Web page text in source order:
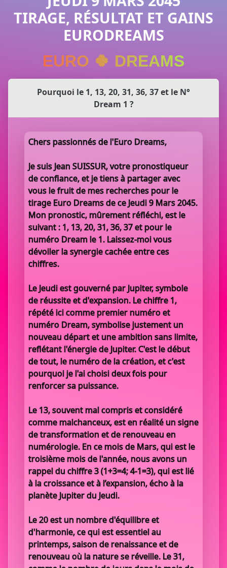
TIRAGE, RÉSULTAT ET GAINS
EURODREAMS
EURO 🍀 DREAMS
Pourquoi le 1, 13, 20, 31, 36, 37 et le N°
Dream 1 ?
Chers passionnés de l'Euro Dreams,
Je suis Jean SUISSUR, votre pronostiqueur
de confiance, et je tiens à partager avec
vous le fruit de mes recherches pour le
tirage Euro Dreams de ce Jeudi 9 Mars 2045.
Mon pronostic, mûrement réfléchi, est le
suivant : 1, 13, 20, 31, 36, 37 et pour le
numéro Dream le 1. Laissez-moi vous
dévoiler la synergie cachée entre ces
chiffres.
Le Jeudi est gouverné par Jupiter, symbole
de réussite et d'expansion. Le chiffre 1,
répété ici comme premier numéro et
numéro Dream, symbolise justement un
nouveau départ et une ambition sans limite,
reflétant l'énergie de Jupiter. C'est le début
de tout, le numéro de la création, et c'est
pourquoi je l'ai choisi deux fois pour
renforcer sa puissance.
Le 13, souvent mal compris et considéré
comme malchanceux, est en réalité un signe
de transformation et de renouveau en
numérologie. En ce mois de Mars, qui est le
troisième mois de l'année, nous avons un
rappel du chiffre 3 (1+3=4; 4-1=3), qui est lié
à la croissance et à l’expansion, écho à la
planète Jupiter du Jeudi.
Le 20 est un nombre d'équilibre et
d'harmonie, ce qui est essentiel au
printemps, saison de renaissance et de
renouveau où la nature se réveille. Le 31,